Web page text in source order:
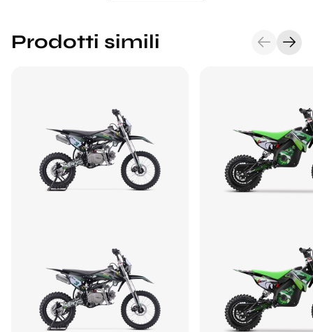
Prodotti simili